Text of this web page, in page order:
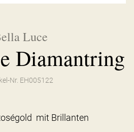
Luce
Diamantring
Nr. EH005122
mit Brillanten